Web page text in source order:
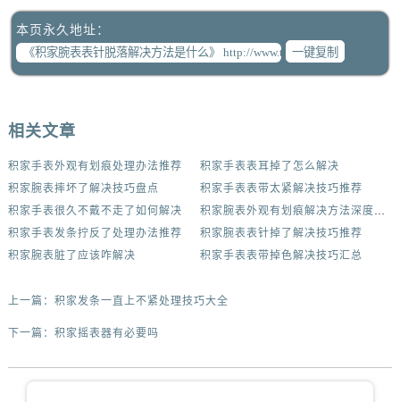
本页永久地址：
一键复制
相关文章
积家手表外观有划痕处理办法推荐
积家手表表耳掉了怎么解决
积家腕表摔坏了解决技巧盘点
积家手表表带太紧解决技巧推荐
积家手表很久不戴不走了如何解决
积家手表发条拧反了处理办法推荐
积家腕表表针掉了解决技巧推荐
积家腕表脏了应该咋解决
积家手表表带掉色解决技巧汇总
上一篇： 积家发条一直上不紧处理技巧大全
下一篇： 积家摇表器有必要吗